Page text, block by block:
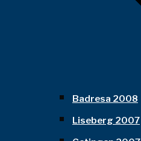
Badresa 2008
Liseberg 2007